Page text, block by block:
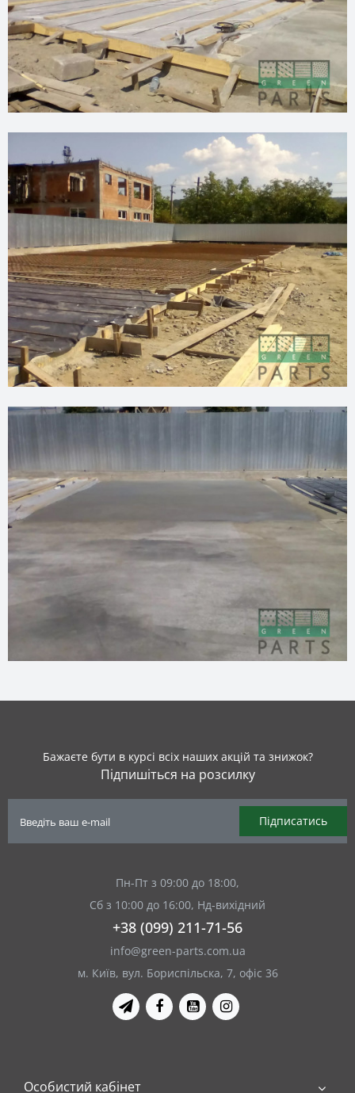
Бажаєте бути в курсі всіх наших акцій та знижок?
Підпишіться на розсилку
Підписатись
Пн-Пт з 09:00 до 18:00,
Сб з 10:00 до 16:00, Нд-вихідний
+38 (099) 211-71-56
info@green-parts.com.ua
м. Київ, вул. Бориспільска, 7, офіс 36
Особистий кабінет